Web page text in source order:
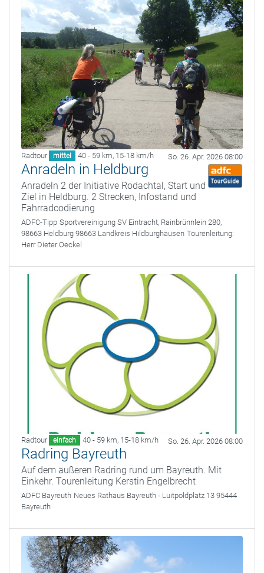
Radtour mittel 40 - 59 km, 15-18 km/h So. 26. Apr. 2026 08:00
Anradeln in Heldburg
Anradeln 2 der Initiative Rodachtal, Start und
Ziel in Heldburg. 2 Strecken, Infostand und
Fahrradcodierung
ADFC-Tipp Sportvereinigung SV Eintracht, Rainbrünnlein 280,
98663 Heldburg 98663 Landkreis Hildburghausen Tourenleitung:
Herr Dieter Oeckel
Radtour einfach 40 - 59 km, 15-18 km/h So. 26. Apr. 2026 08:00
Radring Bayreuth
Auf dem äußeren Radring rund um Bayreuth. Mit
Einkehr. Tourenleitung Kerstin Engelbrecht
ADFC Bayreuth Neues Rathaus Bayreuth - Luitpoldplatz 13 95444
Bayreuth